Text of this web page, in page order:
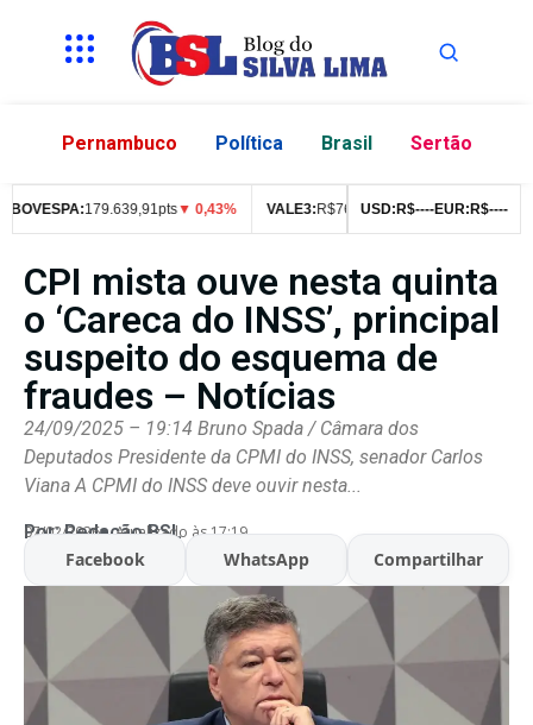
Pernambuco Política Brasil Sertão
179.639,91pts▼ 0,43% VALE3:R$76,99 ▼ 2,49% ITUB4:R$
USD: R$----EUR: R$----
CPI mista ouve nesta quinta
o ‘Careca do INSS’, principal
suspeito do esquema de
fraudes – Notícias
24/09/2025 – 19:14 Bruno Spada / Câmara dos
Deputados Presidente da CPMI do INSS, senador Carlos
Viana A CPMI do INSS deve ouvir nesta...
Por:Redação BSL
07/02/2026 Atualizado às 17:19
Facebook WhatsApp Compartilhar